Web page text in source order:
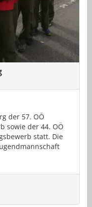
der 57. OÖ
sowie der 44. OÖ
statt. Die